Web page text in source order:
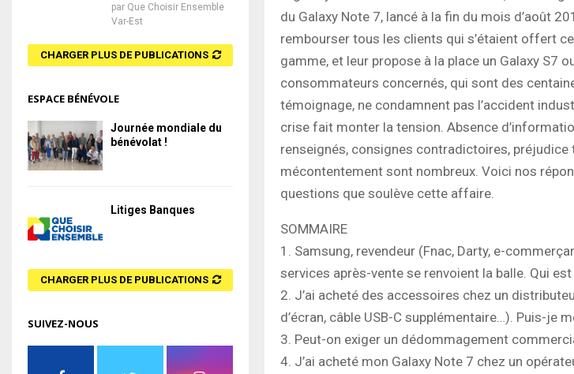
du Galaxy Note 7, lancé à la fin du mois d’août
rembourser tous les clients qui s’étaient offert
gamme, et leur propose à la place un Galaxy S7
consommateurs concernés, qui sont des
témoignage, ne condamnent pas l’accident
crise fait monter la tension. Absence
renseignés, consignes contradictoires,
mécontentement sont nombreux. Voici nos
questions que soulève cette affaire.
SOMMAIRE
1. Samsung, revendeur (Fnac, Darty, e-
services après-vente se renvoient la balle. Qui
2. J’ai acheté des accessoires chez un
d’écran, câble USB-C supplémentaire…). Puis-je
3. Peut-on exiger un dédommagement
4. J’ai acheté mon Galaxy Note 7 chez un
par Que Choisir Ensemble
Var-Est
CHARGER PLUS DE PUBLICATIONS
ESPACE BÉNÉVOLE
Journée mondiale du
bénévolat !
Litiges Banques
CHARGER PLUS DE PUBLICATIONS
SUIVEZ-NOUS